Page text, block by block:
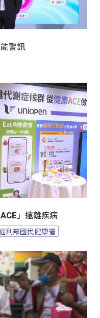
警訊
」遠離疾病
利部國民健康署